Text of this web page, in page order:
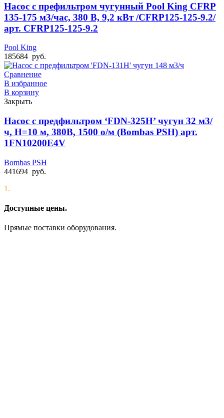
Насос с префильтром чугунный Pool King CFRP
135-175 м3/час, 380 В, 9,2 кВт /CFRP125-125-9.2/
арт. CFRP125-125-9.2
Pool King
185684 руб.
Сравнение
В избранное
В корзину
Закрыть
Насос с предфильтром ‘FDN-325H’ чугун 32 м3/
ч, Н=10 м, 380В, 1500 о/м (Bombas PSH) арт.
1FN10200E4V
Bombas PSH
441694 руб.
1.
Доступные цены.
Прямые поставки оборудования.